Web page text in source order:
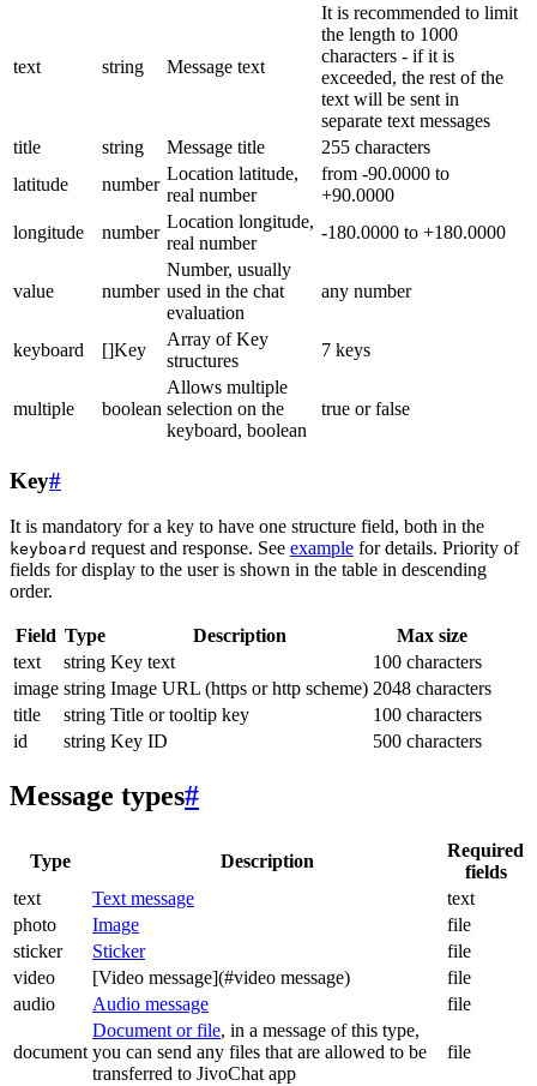
text string Message text
It is recommended to limit
the length to 1000
characters - if it is
exceeded, the rest of the
text will be sent in
separate text messages
title
string Message title
255 characters
latitude
number
Location latitude,
real number
from -90.0000 to
+90.0000
longitude
number
Location longitude,
real number
-180.0000 to +180.0000
value number
Number, usually
used in the chat
evaluation
any number
keyboard []Key
Array of Key
structures
7 keys
multiple boolean
Allows multiple
selection on the
keyboard, boolean
true or false
Key#
It is mandatory for a key to have one structure field, both in the
keyboard request and response. See example for details. Priority of
fields for display to the user is shown in the table in descending
order.
Field Type Description
Max size
text
string Key text
100 characters
image string Image URL (https or http scheme) 2048 characters
title
string Title or tooltip key
100 characters
id
string Key ID 500 characters
Message types#
Type Description
Required
fields
text
Text message
text
photo
Image
file
sticker
Sticker
file
video
[Video message](#video message)
file
audio
Audio message file
document
Document or file, in a message of this type,
you can send any files that are allowed to be
transferred to JivoChat app
file